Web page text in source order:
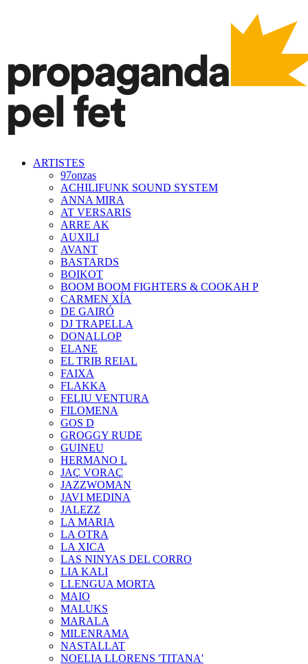
ARTISTES
97onzas
ACHILIFUNK SOUND SYSTEM
ANNA MIRA
AT VERSARIS
ARRE AK
AUXILI
AVANT
BASTARDS
BOIKOT
BOOM BOOM FIGHTERS & COOKAH P
CARMEN XÍA
DE GAIRÓ
DJ TRAPELLA
DONALLOP
ELANE
EL TRIB REIAL
FAIXA
FLAKKA
FELIU VENTURA
FILOMENA
GOS D
GROGGY RUDE
GUINEU
HERMANO L
JAÇ VORAÇ
JAZZWOMAN
JAVI MEDINA
JALEZZ
LA MARIA
LA OTRA
LA XICA
LAS NINYAS DEL CORRO
LIA KALI
LLENGUA MORTA
MAIO
MALUKS
MARALA
MILENRAMA
NASTALLAT
NOELIA LLORENS 'TITANA'